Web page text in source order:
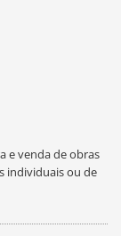
e venda de obras
individuais ou de